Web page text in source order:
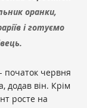
оранки,
і готуємо
початок червня
додав він. Крім
росте на